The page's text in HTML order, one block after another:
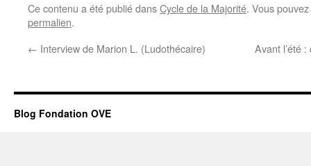
Ce contenu a été publié dansCycle de la Majorité. Vous
permalien.
← Interview de Marion L. (Ludothécaire) Avant l’été
Blog Fondation OVE